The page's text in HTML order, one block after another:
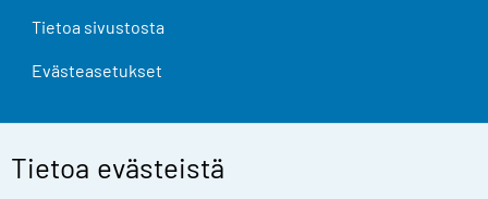
Tietoa evästeistä
Tietoa sivustosta
Evästeasetukset